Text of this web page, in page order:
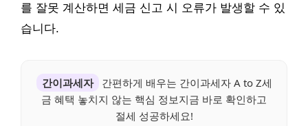
를 잘못 계산하면 세금 신고 시 오류가 발생할 수 있
습니다.
간이과세자
간편하게 배우는 간이과세자 A to Z세
금 혜택 놓치지 않는 핵심 정보지금 바로 확인하고
절세 성공하세요!